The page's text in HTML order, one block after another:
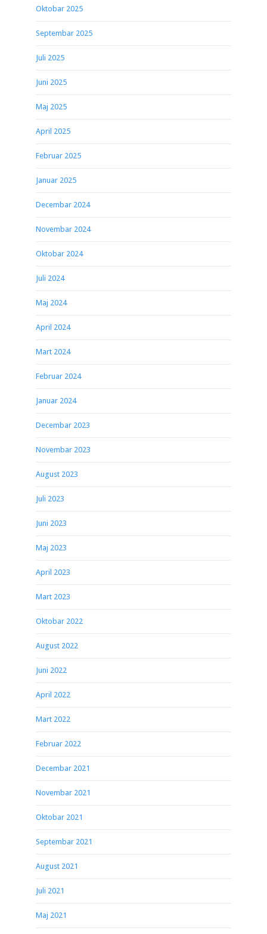
Oktobar 2025
Septembar 2025
Juli 2025
Juni 2025
Maj 2025
April 2025
Februar 2025
Januar 2025
Decembar 2024
Novembar 2024
Oktobar 2024
Juli 2024
Maj 2024
April 2024
Mart 2024
Februar 2024
Januar 2024
Decembar 2023
Novembar 2023
August 2023
Juli 2023
Juni 2023
Maj 2023
April 2023
Mart 2023
Oktobar 2022
August 2022
Juni 2022
April 2022
Mart 2022
Februar 2022
Decembar 2021
Novembar 2021
Oktobar 2021
Septembar 2021
August 2021
Juli 2021
Maj 2021